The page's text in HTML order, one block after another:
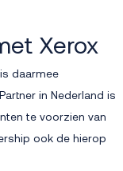
Xerox
daarmee
in Nederland is
te voorzien van
ook de hierop